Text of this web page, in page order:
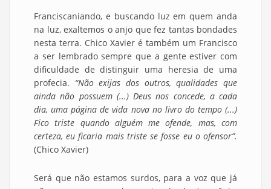
Franciscaniando, e buscando luz em quem anda
na luz, exaltemos o anjo que fez tantas bondades
nesta terra. Chico Xavier é também um Francisco
a ser lembrado sempre que a gente estiver com
dificuldade de distinguir uma heresia de uma
profecia. “Não exijas dos outros, qualidades que
ainda não possuem (...) Deus nos concede, a cada
dia, uma página de vida nova no livro do tempo (...)
Fico triste quando alguém me ofende, mas, com
certeza, eu ficaria mais triste se fosse eu o ofensor”.
(Chico Xavier)
Será que não estamos surdos, para a voz que já